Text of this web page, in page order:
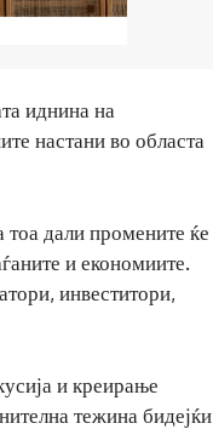
иднина на
настани во областа
тоа дали промените ќе
и економиите.
инвеститори,
и креирање
тежина бидејќи